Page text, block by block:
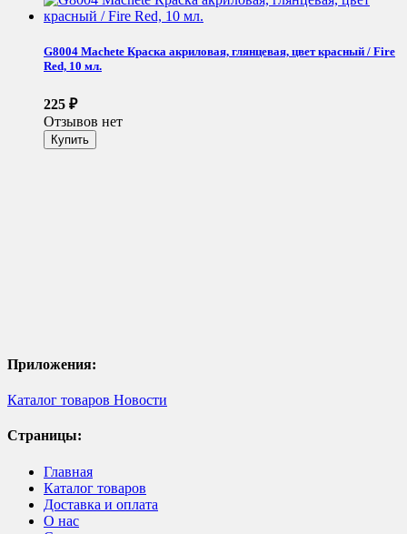
G8004 Machete Краска акриловая, глянцевая, цвет красный / Fire
Red, 10 мл.
225 ₽
Отзывов нет
Приложения:
Каталог товаров Новости
Страницы:
Главная
Каталог товаров
Доставка и оплата
О нас